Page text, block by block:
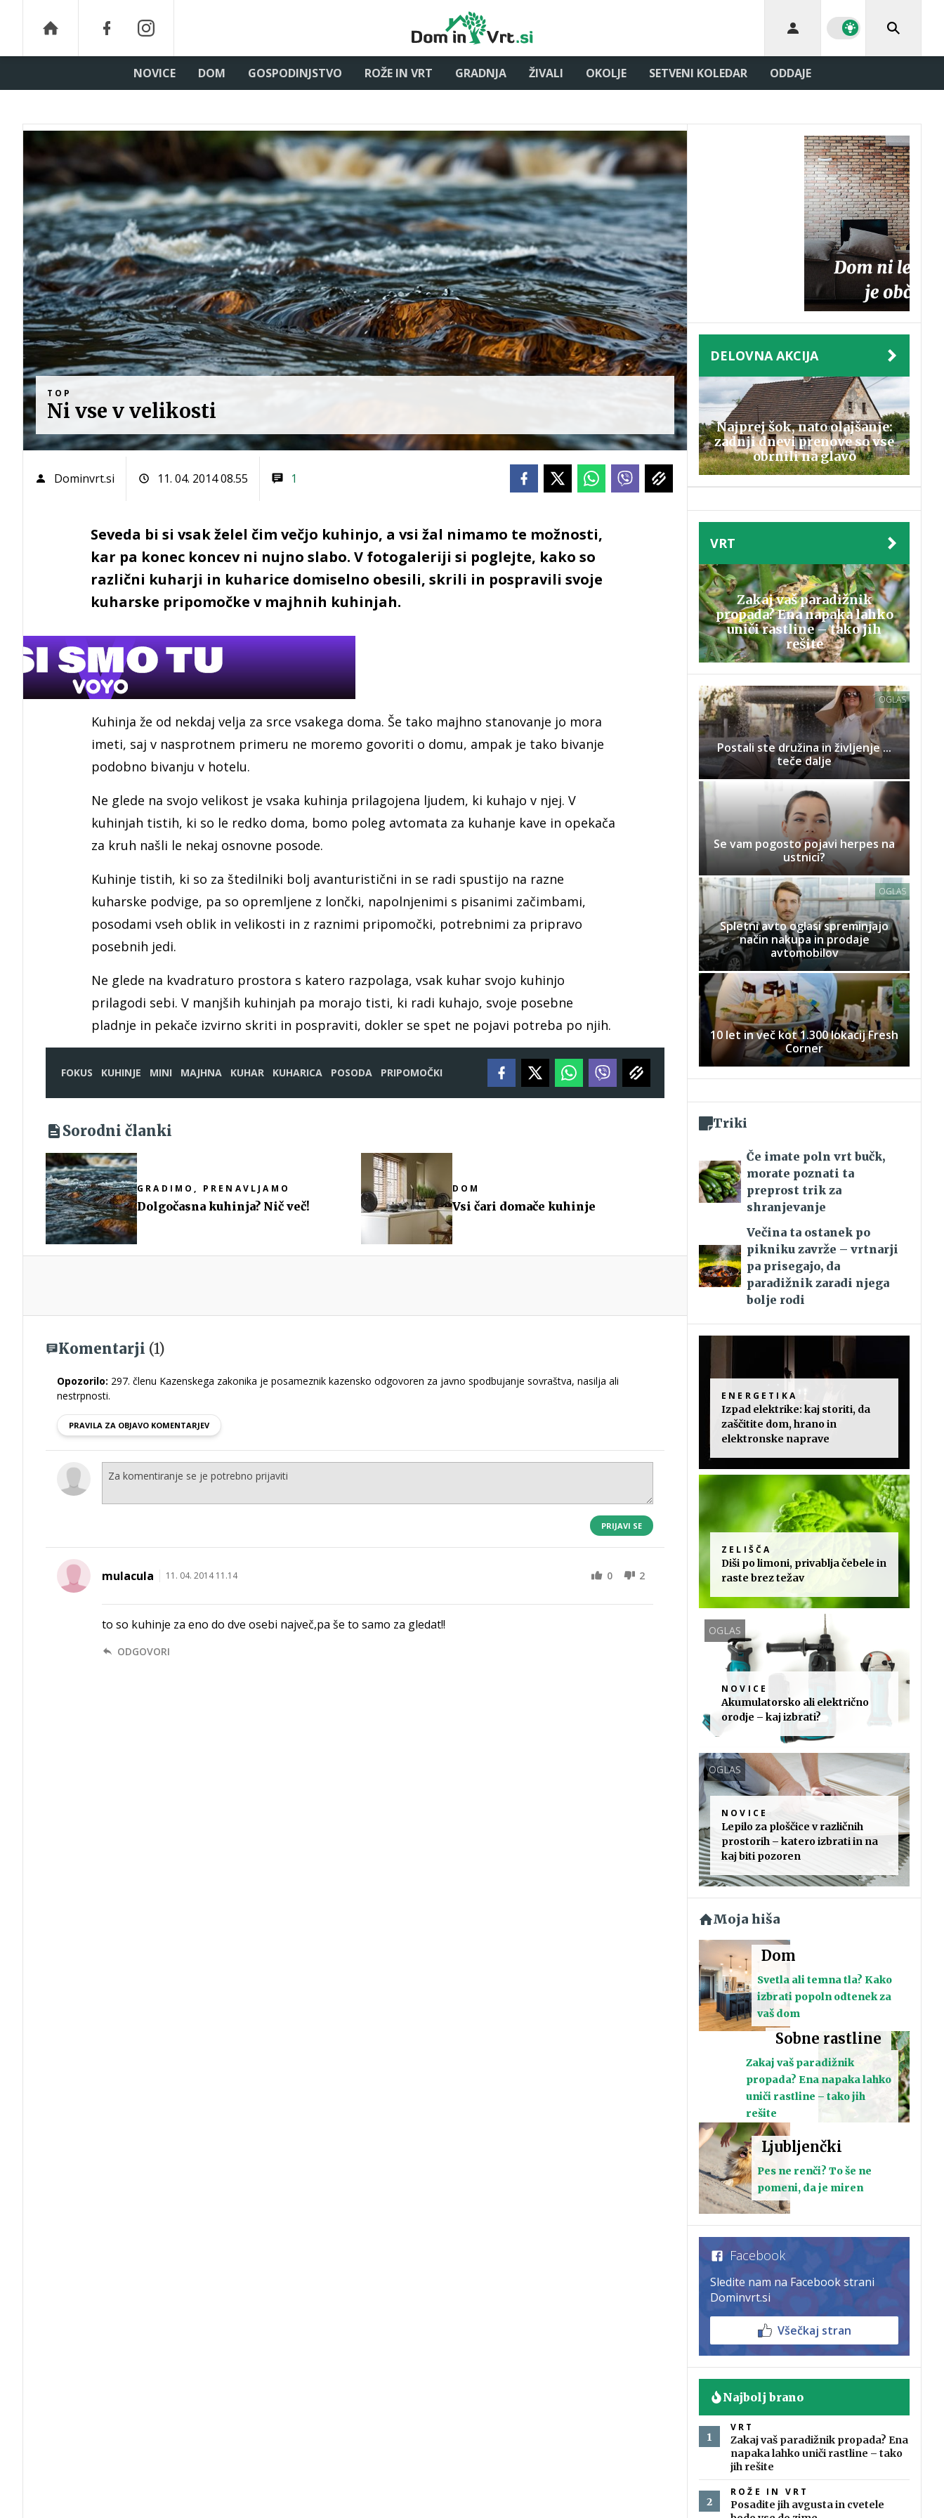
NOVICE DOM GOSPODINJSTVO ROŽE IN VRT GRADNJA ŽIVALI OKOLJE SETVENI KOLEDAR ODDAJE
TOP
Ni vse v velikosti
Dominvrt.si 11. 04. 2014 08.55 1
Seveda bi si vsak želel čim večjo kuhinjo, a vsi žal nimamo te možnosti,
kar pa konec koncev ni nujno slabo. V fotogaleriji si poglejte, kako so
različni kuharji in kuharice domiselno obesili, skrili in pospravili svoje
kuharske pripomočke v majhnih kuhinjah.
Kuhinja že od nekdaj velja za srce vsakega doma. Še tako majhno stanovanje jo mora
imeti, saj v nasprotnem primeru ne moremo govoriti o domu, ampak je tako bivanje
podobno bivanju v hotelu.
Ne glede na svojo velikost je vsaka kuhinja prilagojena ljudem, ki kuhajo v njej. V
kuhinjah tistih, ki so le redko doma, bomo poleg avtomata za kuhanje kave in opekača
za kruh našli le nekaj osnovne posode.
Kuhinje tistih, ki so za štedilniki bolj avanturistični in se radi spustijo na razne
kuharske podvige, pa so opremljene z lončki, napolnjenimi s pisanimi začimbami,
posodami vseh oblik in velikosti in z raznimi pripomočki, potrebnimi za pripravo
posebnih jedi.
Ne glede na kvadraturo prostora s katero razpolaga, vsak kuhar svojo kuhinjo
prilagodi sebi. V manjših kuhinjah pa morajo tisti, ki radi kuhajo, svoje posebne
pladnje in pekače izvirno skriti in pospraviti, dokler se spet ne pojavi potreba po njih.
FOKUS KUHINJE MINI MAJHNA KUHAR KUHARICA POSODA PRIPOMOČKI
Sorodni članki
GRADIMO, PRENAVLJAMO
Dolgočasna kuhinja? Nič več!
DOM
Vsi čari domače kuhinje
Komentarji (1)
Opozorilo: 297. členu Kazenskega zakonika je posameznik kazensko odgovoren za javno spodbujanje sovraštva, nasilja ali
nestrpnosti.
PRAVILA ZA OBJAVO KOMENTARJEV
PRIJAVI SE
mulacula 11. 04. 2014 11.14 0 2
to so kuhinje za eno do dve osebi največ,pa še to samo za gledat!!
ODGOVORI
DELOVNA AKCIJA
Najprej šok, nato olajšanje:
zadnji dnevi prenove so vse
obrnili na glavo
VRT
Zakaj vaš paradižnik
propada? Ena napaka lahko
uniči rastline – tako jih
rešite
OGLAS
Postali ste družina in življenje ...
teče dalje
Se vam pogosto pojavi herpes na
ustnici?
OGLAS
Spletni avto oglasi spreminjajo
način nakupa in prodaje
avtomobilov
10 let in več kot 1.300 lokacij Fresh
Corner
Triki
Če imate poln vrt bučk,
morate poznati ta
preprost trik za
shranjevanje
Večina ta ostanek po
pikniku zavrže – vrtnarji
pa prisegajo, da
paradižnik zaradi njega
bolje rodi
ENERGETIKA
Izpad elektrike: kaj storiti, da
zaščitite dom, hrano in
elektronske naprave
ZELIŠČA
Diši po limoni, privablja čebele in
raste brez težav
OGLAS
NOVICE
Akumulatorsko ali električno
orodje – kaj izbrati?
OGLAS
NOVICE
Lepilo za ploščice v različnih
prostorih – katero izbrati in na
kaj biti pozoren
Moja hiša
Dom
Svetla ali temna tla? Kako
izbrati popoln odtenek za
vaš dom
Sobne rastline
Zakaj vaš paradižnik
propada? Ena napaka lahko
uniči rastline – tako jih
rešite
Ljubljenčki
Pes ne renči? To še ne
pomeni, da je miren
Facebook
Sledite nam na Facebook strani
Dominvrt.si
Všečkaj stran
Najbolj brano
VRT
Zakaj vaš paradižnik propada? Ena
napaka lahko uniči rastline – tako
jih rešite
ROŽE IN VRT
Posadite jih avgusta in cvetele